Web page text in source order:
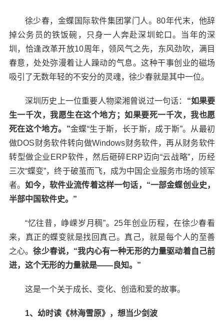
020-
8558 8155
申请体验
当前路径：首页 >最新资讯
【致敬四十年】徐少春：良知即道，照亮
金蝶2
日期：2018-10-11
徐少春，金蝶国际软件集团掌门人。80年代末，他辞
掉公务员的铁饭碗，只身一人奔赴深圳蛇口。当年的深
圳，恰逢改革开放10周年，领风气之先，东风劲吹，满目
春意，处处弥漫着让人躁动的气息。这种干事创业的磁场
吸引了无数年轻的不安分的灵魂，徐少春就是其中一位。
深圳历史上一位重要人物梁湘曾说过一句话： “如果要
生一千次，我愿生在这个地方；如果要死一千次，我也愿
死在这个地方。”金蝶“生于斯，长于斯，成于斯”。从最初
做DOS财务软件转向做Windows财务软件，再从财务软件
转型做企业ERP软件，然后砸碎ERP迈向“云战略”，历经
三次“蝶变”，终于破茧而飞，成为中国企业服务市场的领军
者。如今，软件业流传着这样一句话，“一部金蝶创业史，
半部中国软件史。”
“忆往昔，峥嵘岁月稠”。25年创业历程，在徐少春看
来，真正的蝶变就是找回真己。真己，就是每个人的至善
之心。徐少春说，“我内心有一种无形的力量驱动着自己前
进，这个无形的力量就是——良知。”
这是一个关于成长、变化、创造和爱的故事。
1、幼时读《林海雪原》，想当少剑波